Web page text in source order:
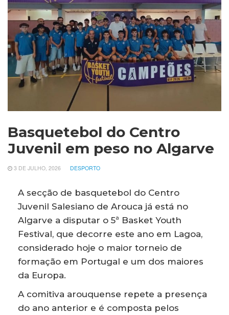
Basquetebol do Centro
Juvenil em peso no Algarve
3 DE JULHO, 2026 DESPORTO
A secção de basquetebol do Centro
Juvenil Salesiano de Arouca já está no
Algarve a disputar o 5ª Basket Youth
Festival, que decorre este ano em Lagoa,
considerado hoje o maior torneio de
formação em Portugal e um dos maiores
da Europa.
A comitiva arouquense repete a presença
do ano anterior e é composta pelos